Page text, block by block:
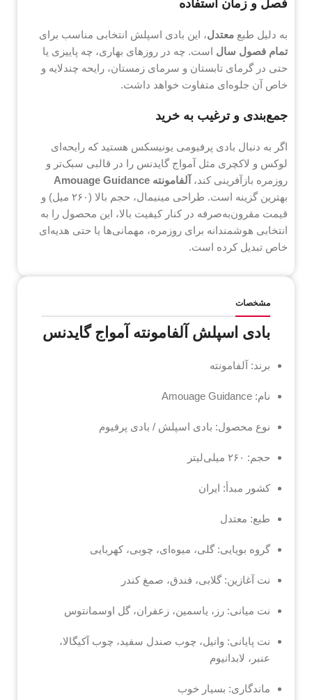
فصل و زمان استفاده
به دلیل طبع معتدل، این بادی اسپلش انتخابی مناسب برای
تمام فصول سال است. چه در روزهای بهاری، چه پاییزی یا
حتی در گرمای تابستان و سرمای زمستان، رایحه چندلایه و
خاص آن جلوه‌ای متفاوت خواهد داشت.
جمع‌بندی و ترغیب به خرید
اگر به دنبال بادی پرفیومی یونیسکس هستید که رایحه‌ای
لوکس و لاکچری مثل آمواج گایدنس را در قالبی سبک‌تر و
روزمره بازآفرینی کند، آلفامونته Amouage Guidance
بهترین گزینه است. طراحی مینیمال، حجم بالا (۲۶۰ میل) و
قیمت مقرون‌به‌صرفه در کنار کیفیت بالا، این محصول را به
انتخابی هوشمندانه برای روزمره، مهمانی‌ها یا حتی هدیه‌ای
خاص تبدیل کرده است.
مشخصات
بادی اسپلش آلفامونته آمواج گایدنس
برند: آلفامونته
نام: Amouage Guidance
نوع محصول: بادی اسپلش / بادی پرفیوم
حجم: ۲۶۰ میلی‌لیتر
کشور مبدأ: ایران
طبع: معتدل
گروه بویایی: گلی، میوه‌ای، چوبی، کهربایی
نت آغازین: گلابی، فندق، صمغ کندر
نت میانی: رز، یاسمین، زعفران، گل اوسمانتوس
نت پایانی: وانیل، چوب صندل سفید، چوب آکیگالا،
عنبر، لابدانیوم
ماندگاری: بسیار خوب